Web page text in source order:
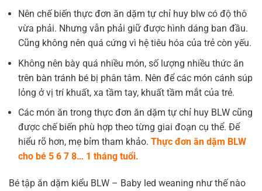
Nên chế biến thực đơn ăn dặm tự chỉ huy blw có độ thô
vừa phải. Nhưng vẫn phải giữ được hình dáng ban đầu.
Cũng không nên quá cứng vì hệ tiêu hóa của trẻ còn yếu.
Không nên bày quá nhiều món, số lượng nhiều thức ăn
trên bàn tránh bé bị phân tâm. Nên để các món cánh súp
lỏng ở vị trí khuất, xa tầm tay, khuất tầm mắt của trẻ.
Các món ăn trong thực đơn ăn dặm tự chỉ huy BLW cũng
được chế biến phù hợp theo từng giai đoạn cụ thể. Để
hiểu rõ hơn, mẹ bỉm tham khảo. Thực đơn ăn dặm BLW
cho bé 5 6 7 8… 1 tháng tuổi.
Bé tập ăn dặm kiểu BLW – Baby led weaning như thế nào